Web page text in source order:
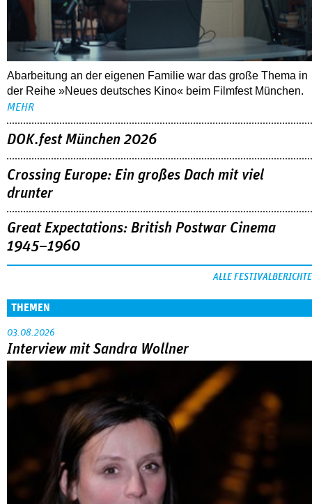
Abarbeitung an der eigenen Familie war das große Thema in
der Reihe »Neues deutsches Kino« beim Filmfest München.
MEHR
DOK.fest München 2026
Crossing Europe: Ein großes Dach mit viel
drunter
Great Expectations: British Postwar Cinema
1945–1960
ALLE FESTIVALBERICHTE
THEMEN
03.08.2026
Interview mit Sandra Wollner